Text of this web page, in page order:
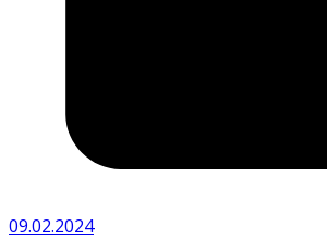
09.02.2024